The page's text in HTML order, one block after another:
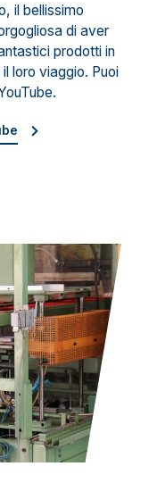
il bellissimo
di aver
prodotti in
loro viaggio. Puoi